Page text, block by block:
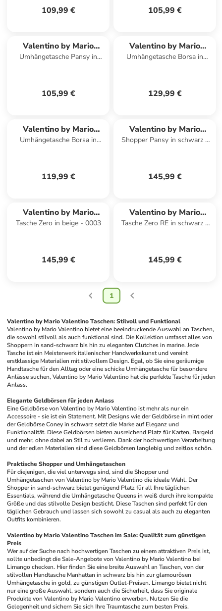
109,99 € 105,99 €
Valentino by Mario
Valentino
Umhängetasche Pansy in
105,99 €
Valentino by Mario
Valentino
Umhängetasche Borsa in
129,99 €
Valentino by Mario
Valentino
Umhängetasche Borsa in
119,99 €
Valentino by Mario
Valentino
Shopper Pansy in schwarz -
145,99 €
Valentino by Mario
Valentino
Tasche Zero in beige - 0003
145,99 €
Valentino by Mario
Valentino
Tasche Zero RE in schwarz -
145,99 €
1
Valentino by Mario Valentino Taschen: Stilvoll und Funktional
Valentino by Mario Valentino bietet eine beeindruckende Auswahl an Taschen,
die sowohl stilvoll als auch funktional sind. Die Kollektion umfasst alles von
Shoppern in sand-schwarz bis hin zu eleganten Clutches in marine. Jede
Tasche ist ein Meisterwerk italienischer Handwerkskunst und vereint
erstklassige Materialien mit stilvollem Design. Egal, ob Sie eine geräumige
Handtasche für den Alltag oder eine schicke Umhängetasche für besondere
Anlässe suchen, Valentino by Mario Valentino hat die perfekte Tasche für jeden
Anlass.
Elegante Geldbörsen für jeden Anlass
Eine Geldbörse von Valentino by Mario Valentino ist mehr als nur ein
Accessoire - sie ist ein Statement. Mit Designs wie der Geldbörse in mint oder
der Geldbörse Coney in schwarz setzt die Marke auf Eleganz und
Funktionalität. Diese Geldbörsen bieten ausreichend Platz für Karten, Bargeld
und mehr, ohne dabei an Stil zu verlieren. Dank der hochwertigen Verarbeitung
und der edlen Materialien sind diese Geldbörsen langlebig und zeitlos schön.
Praktische Shopper und Umhängetaschen
Für diejenigen, die viel unterwegs sind, sind die Shopper und
Umhängetaschen von Valentino by Mario Valentino die ideale Wahl. Der
Shopper in sand-schwarz bietet genügend Platz für all Ihre täglichen
Essentials, während die Umhängetasche Queens in weiß durch ihre kompakte
Größe und das stilvolle Design besticht. Diese Taschen sind perfekt für den
täglichen Gebrauch und lassen sich sowohl zu casual als auch zu eleganten
Outfits kombinieren.
Valentino by Mario Valentino Taschen im Sale: Qualität zum günstigen
Preis
Wer auf der Suche nach hochwertigen Taschen zu einem attraktiven Preis ist,
sollte unbedingt die Sale-Angebote von Valentino by Mario Valentino bei
Limango checken. Hier finden Sie eine breite Auswahl an Taschen, von der
stilvollen Handtasche Manhattan in schwarz bis hin zur glamourösen
Umhängetasche in gold, zu günstigen Outlet-Preisen. Limango bietet nicht
nur eine große Auswahl, sondern auch die Sicherheit, dass Sie originale
Produkte von Valentino by Mario Valentino erwerben. Nutzen Sie die
Gelegenheit und sichern Sie sich Ihre Traumtasche zum besten Preis.